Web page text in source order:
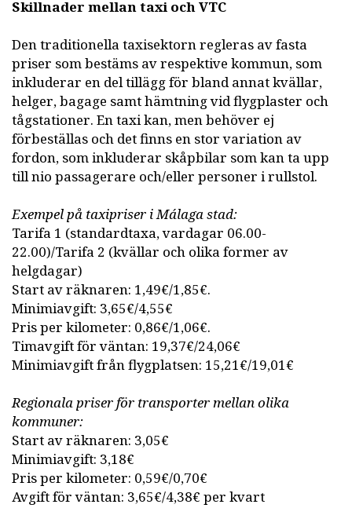
Skillnader mellan taxi och VTC
Den traditionella taxisektorn regleras av fasta
priser som bestäms av respektive kommun, som
inkluderar en del tillägg för bland annat kvällar,
helger, bagage samt hämtning vid flygplaster och
tågstationer. En taxi kan, men behöver ej
förbeställas och det finns en stor variation av
fordon, som inkluderar skåpbilar som kan ta upp
till nio passagerare och/eller personer i rullstol.
Exempel på taxipriser i Málaga stad:
Tarifa 1 (standardtaxa, vardagar 06.00-
22.00)/Tarifa 2 (kvällar och olika former av
helgdagar)
Start av räknaren: 1,49€/1,85€.
Minimiavgift: 3,65€/4,55€
Pris per kilometer: 0,86€/1,06€.
Timavgift för väntan: 19,37€/24,06€
Minimiavgift från flygplatsen: 15,21€/19,01€
Regionala priser för transporter mellan olika
kommuner:
Start av räknaren: 3,05€
Minimiavgift: 3,18€
Pris per kilometer: 0,59€/0,70€
Avgift för väntan: 3,65€/4,38€ per kvart